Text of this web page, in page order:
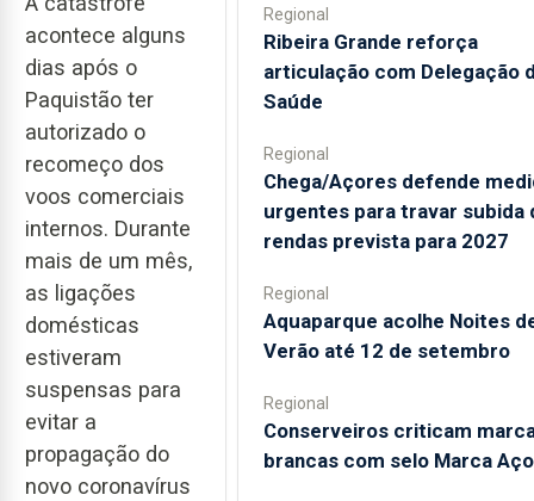
acontece alguns
dias após o
Paquistão ter
autorizado o
recomeço dos
voos comerciais
internos. Durante
mais de um mês,
as ligações
domésticas
estiveram
suspensas para
evitar a
propagação do
novo coronavírus
Regional
Ribeira Grande reforça
articulação com Delegação
Saúde
Regional
Chega/Açores defende
urgentes para travar subida
rendas prevista para 2027
Regional
Aquaparque acolhe Noites
Verão até 12 de setembro
Regional
Conserveiros criticam
brancas com selo Marca